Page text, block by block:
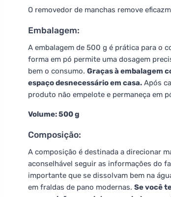
O removedor de manchas remove
Embalagem:
A embalagem de 500 g é prática para o
forma em pó permite uma dosagem
bem o consumo. Graças à embalagem
espaço desnecessário em casa. Após
produto não empelote e permaneça em
Volume: 500 g
Composição:
A composição é destinada a direcionar
aconselhável seguir as informações do
importante que se dissolvam bem na
em fraldas de pano modernas. Se você